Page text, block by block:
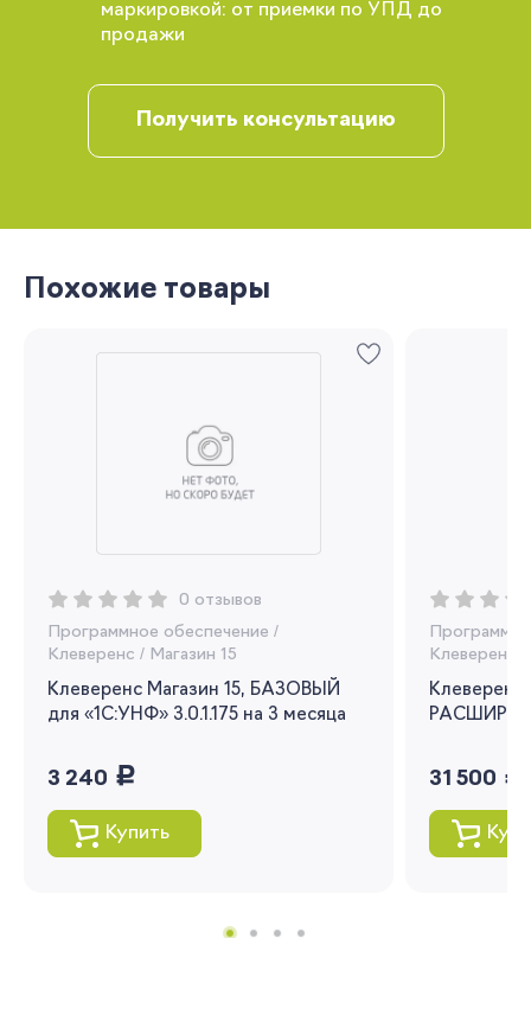
маркировкой: от приемки по УПД до
продажи
Получить консультацию
Похожие товары
0 отзывов
Программное обеспечение /
Клеверенс / Магазин 15
Клеверенс Магазин 15, БАЗОВЫЙ
для «1С:УНФ» 3.0.1.175 на 3 месяца
3 240 руб.
Купить
Клеверенс
31 500 руб.
заказов и получать индивидуальные
Я согласен на обработку моих
персональных данных
Запомнить меня
заказов и получать индивидуальные
рекомендации